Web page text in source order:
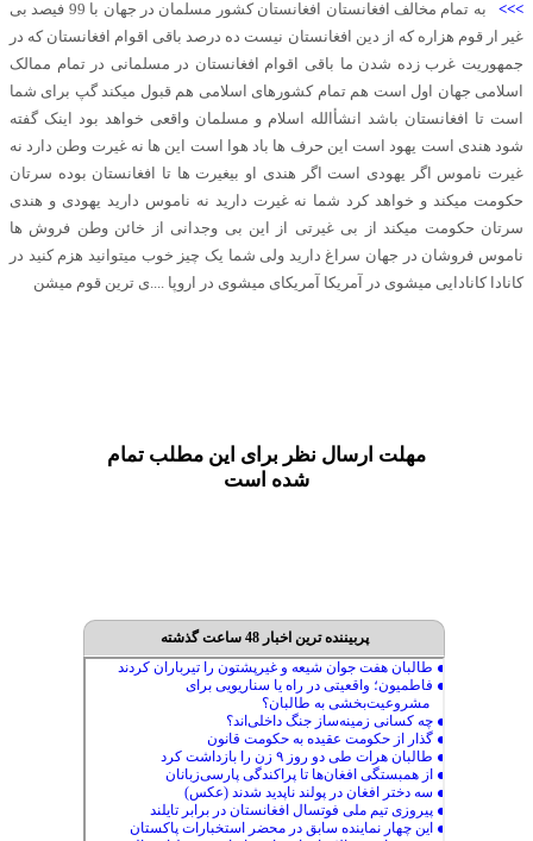
>>>
به تمام مخالف افغانستان افغانستان کشور مسلمان در جهان با 99 فیصد بی
غیر ار قوم هزاره که از دین افغانستان نیست ده درصد باقی اقوام افغانستان که در
جمهوریت غرب زده شدن ما باقی اقوام افغانستان در مسلمانی در تمام ممالک
اسلامی جهان اول است هم تمام کشورهای اسلامی هم قبول میکند گپ برای شما
است تا افغانستان باشد انشأالله اسلام و مسلمان واقعی خواهد بود اینک گفته
شود هندی است یهود است این حرف ها باد هوا است این ها نه غیرت وطن دارد نه
غیرت ناموس اگر یهودی است اگر هندی او بیغیرت ها تا افغانستان بوده سرتان
حکومت میکند و خواهد کرد شما نه غیرت دارید نه ناموس دارید یهودی و هندی
سرتان حکومت میکند از بی غیرتی از این بی وجدانی از خائن وطن فروش ها
ناموس فروشان در جهان سراغ دارید ولی شما یک چیز خوب میتوانید هزم کنید در
کانادا کانادایی میشوی در آمریکا آمریکای میشوی در اروپا ....ی ترین قوم میشن
مهلت ارسال نظر برای این مطلب تمام
شده است
پربیننده ترین اخبار 48 ساعت گذشته